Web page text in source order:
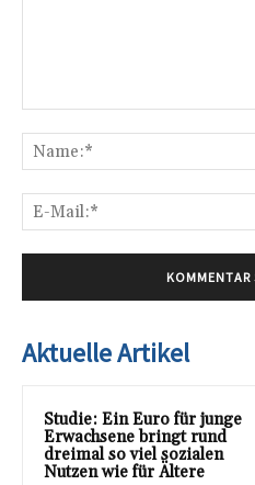
Aktuelle Artikel
Studie: Ein Euro für junge
Erwachsene bringt rund
dreimal so viel sozialen
Nutzen wie für Ältere